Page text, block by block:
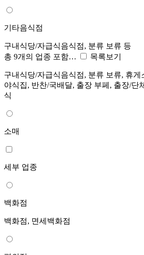
기타음식점
구내식당/자급식음식점, 분류 보류 등
총 9개의 업종 포함…
목록보기
구내식당/자급식음식점, 분류 보류, 휴게
야식집, 반찬/국배달, 출장 부페, 출장/단
식
소매
세부 업종
백화점
백화점, 면세백화점